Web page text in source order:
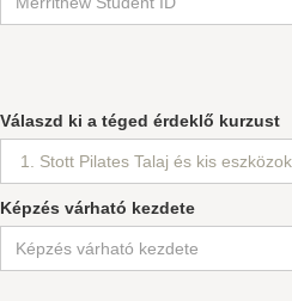
Válaszd ki a téged érdeklő kurzust
Képzés várható kezdete